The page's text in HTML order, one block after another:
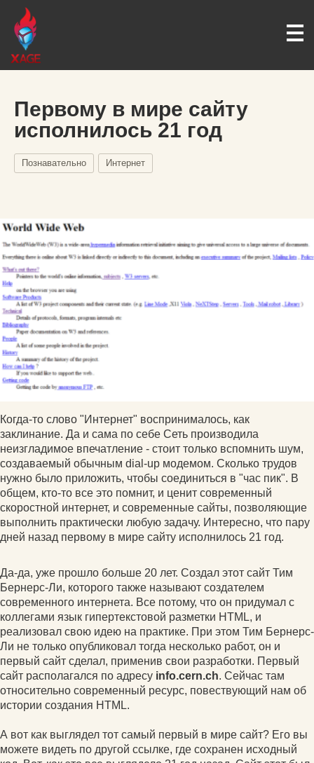
Первому в мире сайту
исполнилось 21 год
Познавательно Интернет
Когда-то слово "Интернет" воспринималось, как
заклинание. Да и сама по себе Сеть производила
неизгладимое впечатление - стоит только вспомнить шум,
создаваемый обычным dial-up модемом. Сколько трудов
нужно было приложить, чтобы соединиться в "час пик". В
общем, кто-то все это помнит, и ценит современный
скоростной интернет, и современные сайты, позволяющие
выполнить практически любую задачу. Интересно, что пару
дней назад первому в мире сайту исполнилось 21 год.
Да-да, уже прошло больше 20 лет. Создал этот сайт Тим
Бернерс-Ли, которого также называют создателем
современного интернета. Все потому, что он придумал с
коллегами язык гипертекстовой разметки HTML, и
реализовал свою идею на практике. При этом Тим Бернерс-
Ли не только опубликовал тогда несколько работ, он и
первый сайт сделал, применив свои разработки. Первый
сайт располагался по адресу info.cern.ch. Сейчас там
относительно современный ресурс, повествующий нам об
истории создания HTML.
А вот как выглядел тот самый первый в мире сайт? Его вы
можете видеть по другой ссылке, где сохранен исходный